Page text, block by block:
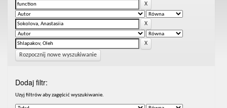
Rozpocznij nowe wyszukiwanie
Dodaj filtr:
Uzyj filtrów aby zagęścić wyszukiwanie.